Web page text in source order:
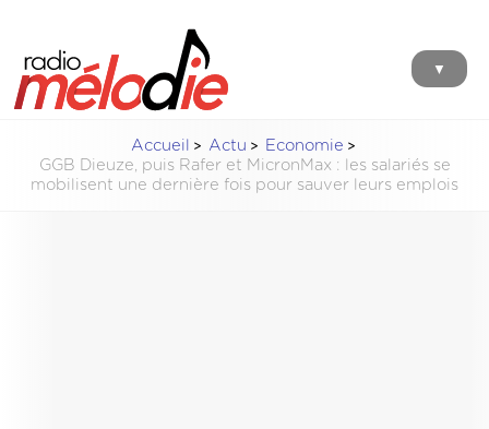
▼
Accueil Actu
Economie
GGB Dieuze, puis Rafer et MicronMax : les salariés se
mobilisent une dernière fois pour sauver leurs emplois